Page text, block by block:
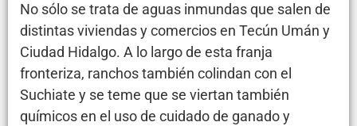
No sólo se trata de aguas inmundas que salen de
distintas viviendas y comercios en Tecún Umán y
Ciudad Hidalgo. A lo largo de esta franja
fronteriza, ranchos también colindan con el
Suchiate y se teme que se viertan también
químicos en el uso de cuidado de ganado y